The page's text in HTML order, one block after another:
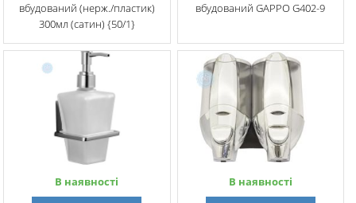
вбудований (нерж./пластик)
300мл (сатин) {50/1}
вбудований GAPPO G402-9
В наявності В наявності